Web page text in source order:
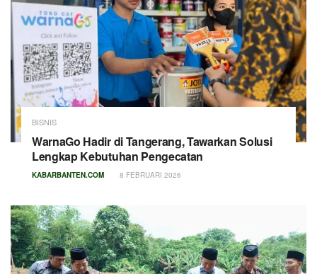
BISNIS
WarnaGo Hadir di Tangerang, Tawarkan Solusi
Lengkap Kebutuhan Pengecatan
KABARBANTEN.COM 8 FEBRUARI 2026